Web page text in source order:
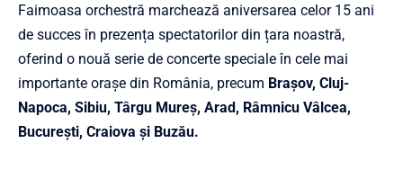
Faimoasa orchestră marchează aniversarea celor 15 ani
de succes în prezența spectatorilor din țara noastră,
oferind o nouă serie de concerte speciale în cele mai
importante orașe din România, precum Brașov, Cluj-
Napoca, Sibiu, Târgu Mureș, Arad, Râmnicu Vâlcea,
București, Craiova și Buzău.